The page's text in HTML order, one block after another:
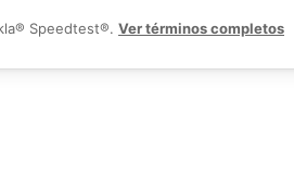
Speedtest®. Ver términos completos